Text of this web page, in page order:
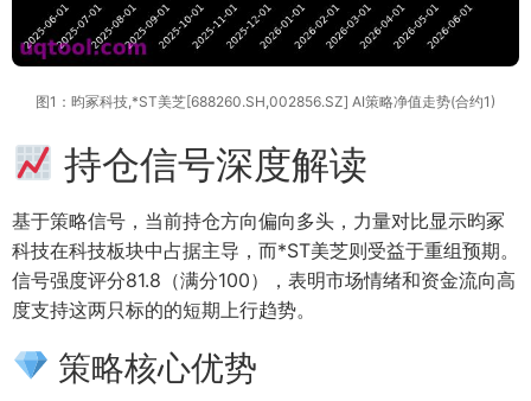
图1：昀冢科技,*ST美芝[688260.SH,002856.SZ] AI策略净值走势(合约1)
持仓信号深度解读
基于策略信号，当前持仓方向偏向多头，力量对比显示昀冢
科技在科技板块中占据主导，而*ST美芝则受益于重组预期。
信号强度评分81.8（满分100），表明市场情绪和资金流向高
度支持这两只标的的短期上行趋势。
策略核心优势